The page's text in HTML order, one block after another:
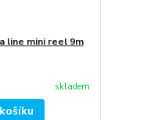
line mini reel 9m
skladem